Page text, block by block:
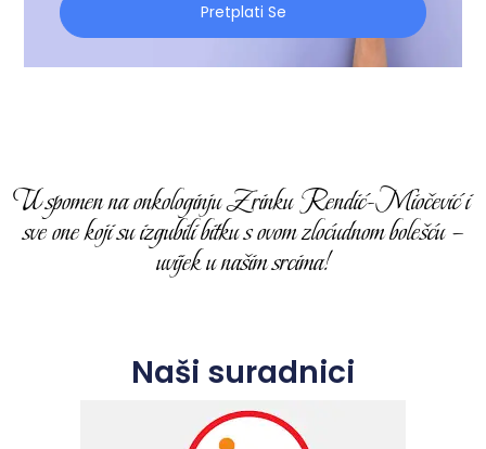
Pretplati Se
U spomen na onkologinju Zrinku Rendić-Miočević i
sve one koji su izgubili bitku s ovom zloćudnom bolešću –
uvijek u našim srcima!
Naši suradnici